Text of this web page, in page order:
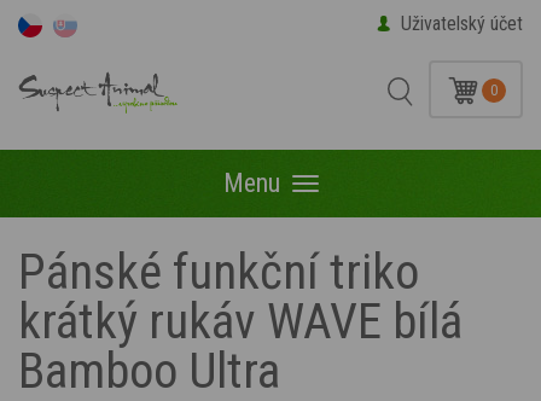
Uživatelský účet
0
Menu Menu
Pánské funkční triko
krátký rukáv WAVE bílá
Bamboo Ultra